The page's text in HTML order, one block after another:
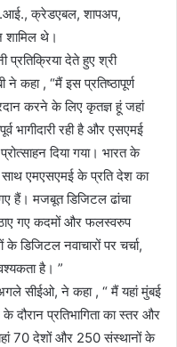
क्रेडएबल, शापअप,
शामिल थे।
देते हुए श्री
कहा , “मैं इस प्रतिष्ठापूर्ण
करने के लिए कृतज्ञ हूं जहां
भागीदारी रही है और एसएमई
दिया गया। भारत के
एमएसएमई के प्रति देश का
गए हैं। मजबूत डिजिटल ढांचा
गए कदमों और फलस्वरुप
डिजिटल नवाचारों पर चर्चा,
है। ”
सीईओ, ने कहा , “ मैं यहां मुंबई
प्रतिभागिता का स्तर और
70 देशों और 250 संस्थानों के